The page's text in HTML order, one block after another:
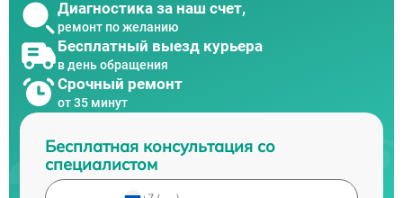
Диагностика за наш счет,
ремонт по желанию
Бесплатный выезд курьера
в день обращения
Срочный ремонт
от 35 минут
Бесплатная консультация со
специалистом